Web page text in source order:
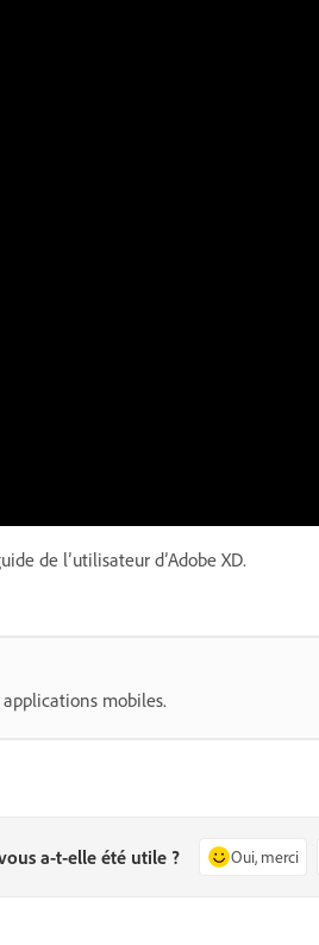
de l’utilisateur d’Adobe XD.
mobiles.
a-t-elle été utile ? Oui, merci